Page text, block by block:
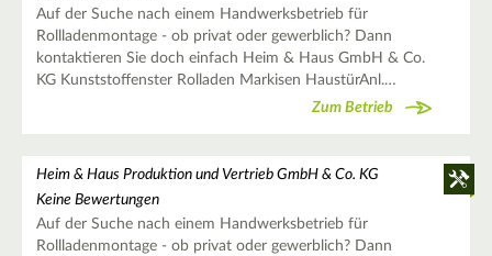
Auf der Suche nach einem Handwerksbetrieb für
Rollladenmontage - ob privat oder gewerblich? Dann
kontaktieren Sie doch einfach Heim & Haus GmbH & Co.
KG Kunststoffenster Rolladen Markisen HaustürAnl.…
Zum Betrieb
Heim & Haus Produktion und Vertrieb GmbH & Co. KG
Keine Bewertungen
Auf der Suche nach einem Handwerksbetrieb für
Rollladenmontage - ob privat oder gewerblich? Dann